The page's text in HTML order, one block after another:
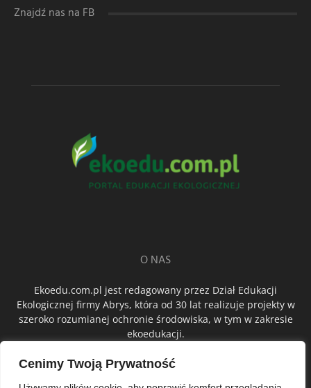
Cenimy Twoją Prywatność
Znajdź nas na FB
O NAS
Ekoedu.com.pl jest redagowany przez Dział Edukacji
Ekologicznej firmy Abrys, która od 30 lat realizuje projekty w
szeroko rozumianej ochronie środowiska, w tym w zakresie
ekoedukacji.